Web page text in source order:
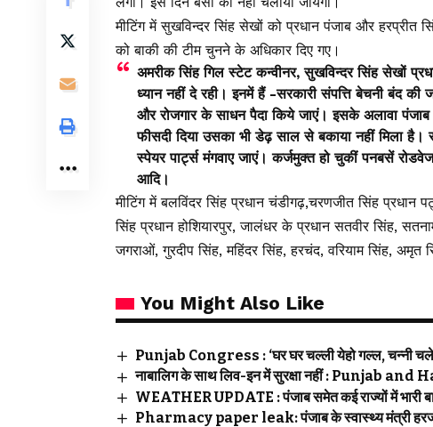
मीटिंग में सुखविन्दर सिंह सेखों को प्रधान पंजाब और हरप्रीत
को बाकी की टीम चुनने के अधिकार दिए गए।
अमरीक सिंह गिल स्टेट कन्वीनर, सुखविन्दर सिंह सेखों
ध्यान नहीं दे रही। इनमें हैं -सरकारी संपत्ति बेचनी बंद की
और रोजगार के साधन पैदा किये जाएं। इसके अलावा पंजाब
फीसदी दिया उसका भी डेढ़ साल से बकाया नहीं मिला है।
स्पेयर पार्ट्स मंगवाए जाएं। कर्जमुक्त हो चुकीं पनबसें
आदि।
मीटिंग में बलविंदर सिंह प्रधान चंडीगढ़,चरणजीत सिंह प्रधान
सिंह प्रधान होशियारपुर, जालंधर के प्रधान सतवीर सिंह,
जगराओं, गुरदीप सिंह, महिंदर सिंह, हरचंद, वरियाम सिंह,
You Might Also Like
Punjab Congress : ‘घर घर चल्ली येहो गल्ल, चन्नी
नाबालिग के साथ लिव-इन में सुरक्षा नहीं : Punjab
WEATHER UPDATE : पंजाब समेत कई राज्यों में भारी
Pharmacy paper leak: पंजाब के स्वास्थ्य मंत्री